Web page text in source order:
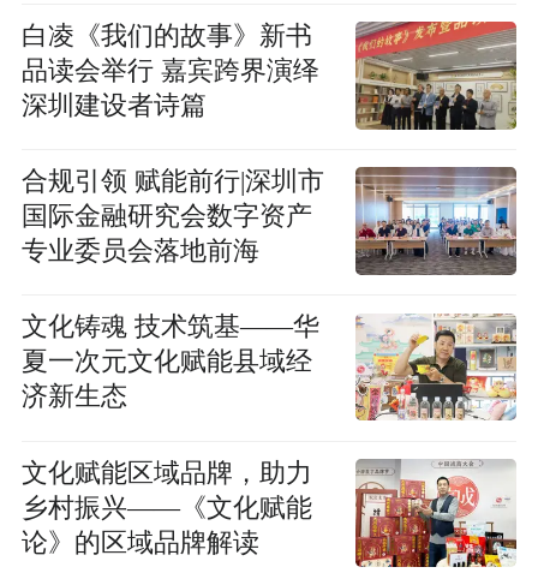
白凌《我们的故事》新书
品读会举行 嘉宾跨界演绎
深圳建设者诗篇
合规引领 赋能前行|深圳市
国际金融研究会数字资产
专业委员会落地前海
文化铸魂 技术筑基——华
夏一次元文化赋能县域经
济新生态
文化赋能区域品牌，助力
乡村振兴——《文化赋能
论》的区域品牌解读